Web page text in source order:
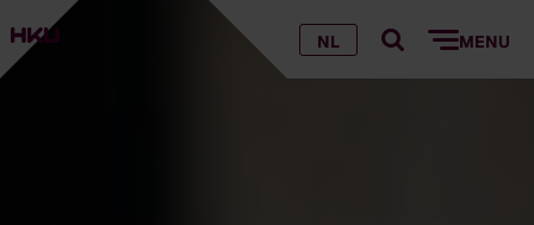
NL MENU